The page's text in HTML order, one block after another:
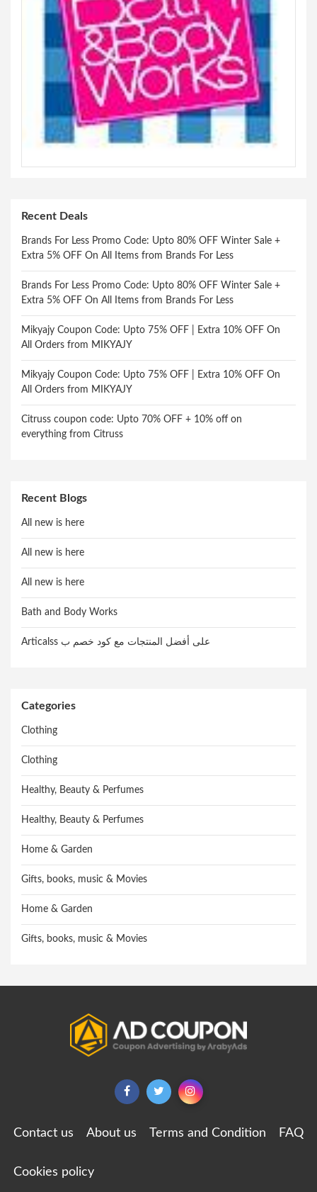
Recent Deals
Brands For Less Promo Code: Upto 80% OFF Winter Sale +
Extra 5% OFF On All Items from Brands For Less
Brands For Less Promo Code: Upto 80% OFF Winter Sale +
Extra 5% OFF On All Items from Brands For Less
Mikyajy Coupon Code: Upto 75% OFF | Extra 10% OFF On
All Orders from MIKYAJY
Mikyajy Coupon Code: Upto 75% OFF | Extra 10% OFF On
All Orders from MIKYAJY
Citruss coupon code: Upto 70% OFF + 10% off on
everything from Citruss
Recent Blogs
All new is here
All new is here
All new is here
Bath and Body Works
Articalss على أفضل المنتجات مع كود خصم ب
Categories
Clothing
Clothing
Healthy, Beauty & Perfumes
Healthy, Beauty & Perfumes
Home & Garden
Gifts, books, music & Movies
Home & Garden
Gifts, books, music & Movies
Contact us About us Terms and Condition FAQ
Cookies policy